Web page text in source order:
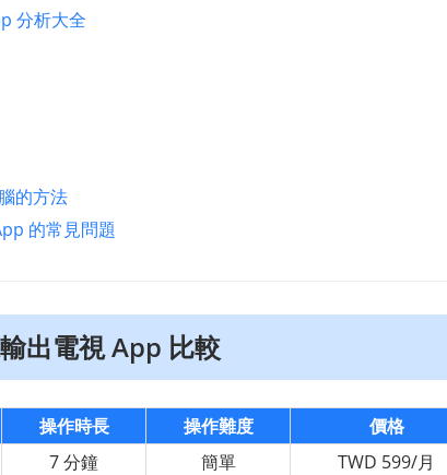
分析大全
的方法
的常見問題
出電視 App 比較
操作時長 操作難度
價格
7 分鐘 簡單
TWD 599/月